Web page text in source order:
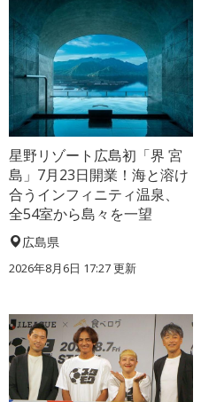
星野リゾート広島初「界 宮
島」7月23日開業！海と溶け
合うインフィニティ温泉、
全54室から島々を一望
広島県
2026年8月6日 17:27更新